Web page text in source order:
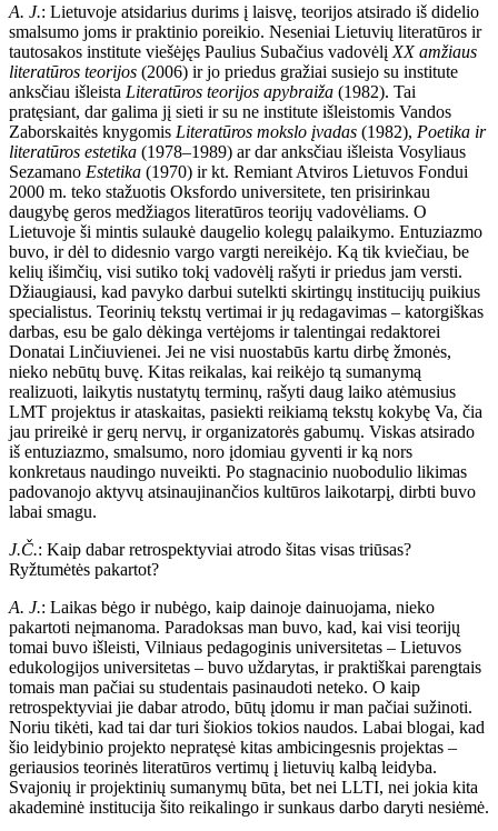
A. J.: Lietuvoje atsidarius durims į laisvę, teorijos atsirado iš didelio
smalsumo joms ir praktinio poreikio. Neseniai Lietuvių literatūros ir
tautosakos institute viešėjęs Paulius Subačius vadovėlį XX amžiaus
literatūros teorijos (2006) ir jo priedus gražiai susiejo su institute
anksčiau išleista Literatūros teorijos apybraiža (1982). Tai
pratęsiant, dar galima jį sieti ir su ne institute išleistomis Vandos
Zaborskaitės knygomis Literatūros mokslo įvadas (1982), Poetika ir
literatūros estetika (1978–1989) ar dar anksčiau išleista Vosyliaus
Sezamano Estetika (1970) ir kt. Remiant Atviros Lietuvos Fondui
2000 m. teko stažuotis Oksfordo universitete, ten prisirinkau
daugybę geros medžiagos literatūros teorijų vadovėliams. O
Lietuvoje ši mintis sulaukė daugelio kolegų palaikymo. Entuziazmo
buvo, ir dėl to didesnio vargo vargti nereikėjo. Ką tik kviečiau, be
kelių išimčių, visi sutiko tokį vadovėlį rašyti ir priedus jam versti.
Džiaugiausi, kad pavyko darbui sutelkti skirtingų institucijų puikius
specialistus. Teorinių tekstų vertimai ir jų redagavimas – katorgiškas
darbas, esu be galo dėkinga vertėjoms ir talentingai redaktorei
Donatai Linčiuvienei. Jei ne visi nuostabūs kartu dirbę žmonės,
nieko nebūtų buvę. Kitas reikalas, kai reikėjo tą sumanymą
realizuoti, laikytis nustatytų terminų, rašyti daug laiko atėmusius
LMT projektus ir ataskaitas, pasiekti reikiamą tekstų kokybę Va, čia
jau prireikė ir gerų nervų, ir organizatorės gabumų. Viskas atsirado
iš entuziazmo, smalsumo, noro įdomiau gyventi ir ką nors
konkretaus naudingo nuveikti. Po stagnacinio nuobodulio likimas
padovanojo aktyvų atsinaujinančios kultūros laikotarpį, dirbti buvo
labai smagu.
J.Č.: Kaip dabar retrospektyviai atrodo šitas visas triūsas?
Ryžtumėtės pakartot?
A. J.: Laikas bėgo ir nubėgo, kaip dainoje dainuojama, nieko
pakartoti neįmanoma. Paradoksas man buvo, kad, kai visi teorijų
tomai buvo išleisti, Vilniaus pedagoginis universitetas – Lietuvos
edukologijos universitetas – buvo uždarytas, ir praktiškai parengtais
tomais man pačiai su studentais pasinaudoti neteko. O kaip
retrospektyviai jie dabar atrodo, būtų įdomu ir man pačiai sužinoti.
Noriu tikėti, kad tai dar turi šiokios tokios naudos. Labai blogai, kad
šio leidybinio projekto nepratęsė kitas ambicingesnis projektas –
geriausios teorinės literatūros vertimų į lietuvių kalbą leidyba.
Svajonių ir projektinių sumanymų būta, bet nei LLTI, nei jokia kita
akademinė institucija šito reikalingo ir sunkaus darbo daryti nesiėmė.